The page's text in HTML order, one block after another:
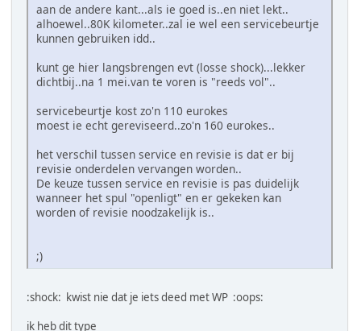
aan de andere kant...als ie goed is..en niet lekt..
alhoewel..80K kilometer..zal ie wel een servicebeurtje
kunnen gebruiken idd..
kunt ge hier langsbrengen evt (losse shock)...lekker
dichtbij..na 1 mei.van te voren is "reeds vol"..
servicebeurtje kost zo'n 110 eurokes
moest ie echt gereviseerd..zo'n 160 eurokes..
het verschil tussen service en revisie is dat er bij
revisie onderdelen vervangen worden..
De keuze tussen service en revisie is pas duidelijk
wanneer het spul "openligt" en er gekeken kan
worden of revisie noodzakelijk is..
;)
:shock: kwist nie dat je iets deed met WP :oops:
ik heb dit type